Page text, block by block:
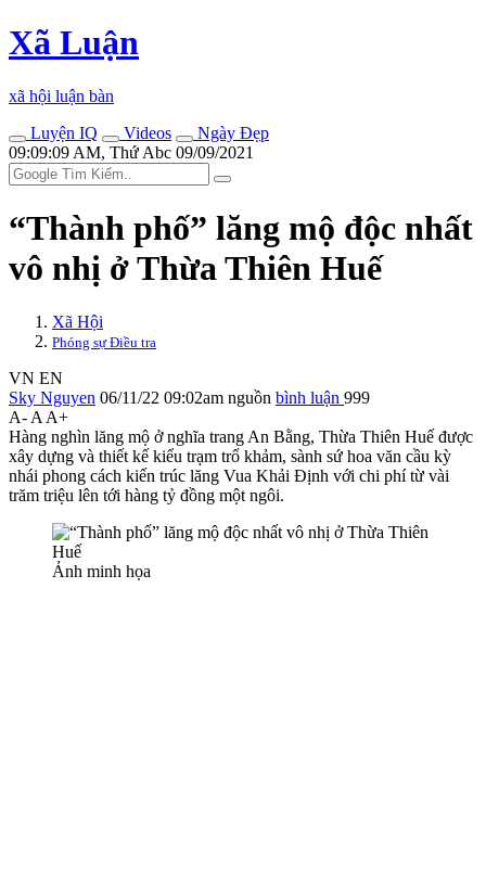
Xã Luận
xã hội luận bàn
Luyện IQ
Videos
Ngày Đẹp
09:09:09 AM, Thứ Abc 09/09/2021
“Thành phố” lăng mộ độc nhất
vô nhị ở Thừa Thiên Huế
Xã Hội
Phóng sự Điều tra
VN EN
Sky Nguyen 06/11/22 09:02am nguồn bình luận 999
A- A A+
Hàng nghìn lăng mộ ở nghĩa trang An Bằng, Thừa Thiên Huế được
xây dựng và thiết kế kiểu trạm trổ khảm, sành sứ hoa văn cầu kỳ
nhái phong cách kiến trúc lăng Vua Khải Định với chi phí từ vài
trăm triệu lên tới hàng tỷ đồng một ngôi.
Ảnh minh họa